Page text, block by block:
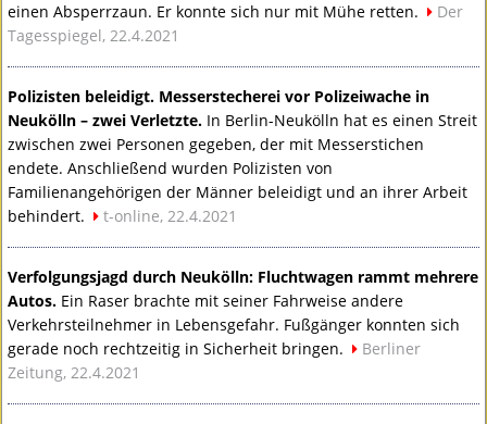
einen Absperrzaun. Er konnte sich nur mit Mühe retten.
Der
Tagesspiegel, 22.4.2021
Polizisten beleidigt. Messerstecherei vor Polizeiwache in
Neukölln – zwei Verletzte. In Berlin-Neukölln hat es einen Streit
zwischen zwei Personen gegeben, der mit Messerstichen
endete. Anschließend wurden Polizisten von
Familienangehörigen der Männer beleidigt und an ihrer Arbeit
behindert.
t-online, 22.4.2021
Verfolgungsjagd durch Neukölln: Fluchtwagen rammt mehrere
Autos. Ein Raser brachte mit seiner Fahrweise andere
Verkehrsteilnehmer in Lebensgefahr. Fußgänger konnten sich
gerade noch rechtzeitig in Sicherheit bringen.
Berliner
Zeitung, 22.4.2021